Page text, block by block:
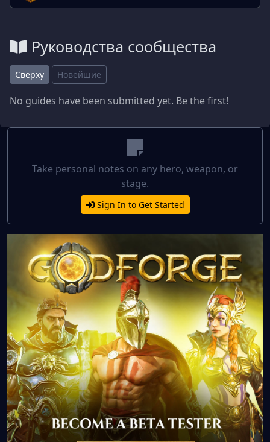
Руководства сообщества
Сверху Новейшие
No guides have been submitted yet. Be the first!
Take personal notes on any hero, weapon, or
stage.
Sign In to Get Started